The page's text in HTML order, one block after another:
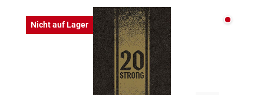
Nicht auf Lager Nicht